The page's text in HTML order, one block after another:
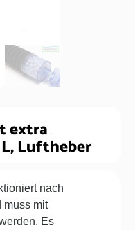
extra
Luftheber
nach
muss mit
Es